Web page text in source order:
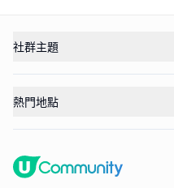
社群主題
熱門地點